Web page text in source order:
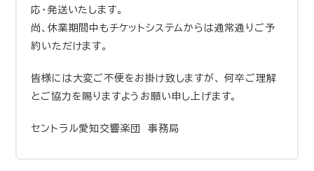
応・発送いたします。
尚、休業期間中もチケットシステムからは通常通りご予
約いただけます。
皆様には大変ご不便をお掛け致しますが、 何卒ご理解
とご協力を賜りますようお願い申し上げます。
セントラル愛知交響楽団 事務局